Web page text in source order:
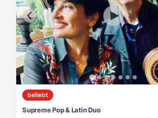
beliebt
Supreme Pop & Latin Duo